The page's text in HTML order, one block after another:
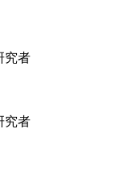
究者
究者